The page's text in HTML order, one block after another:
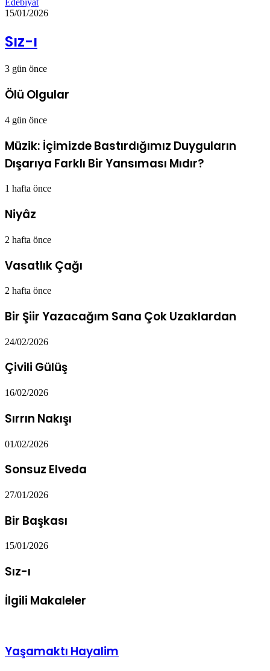
15/01/2026
Sız-ı
3 gün önce
Ölü Olgular
4 gün önce
Müzik: İçimizde Bastırdığımız Duyguların
Dışarıya Farklı Bir Yansıması Mıdır?
1 hafta önce
Niyâz
2 hafta önce
Vasatlık Çağı
2 hafta önce
Bir Şiir Yazacağım Sana Çok Uzaklardan
24/02/2026
Çivili Gülüş
16/02/2026
Sırrın Nakışı
01/02/2026
Sonsuz Elveda
27/01/2026
Bir Başkası
15/01/2026
Sız-ı
İlgili Makaleler
Yaşamaktı Hayalim